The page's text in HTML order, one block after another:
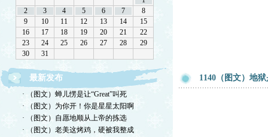
最新发布
· （图文）蝉儿愣是让“Great”叫死
· （图文）为你开！你是星星太阳啊
· （图文）自愿地顺从上帝的拣选
· （图文）老美这烤鸡，硬被我整成
1140（图文）地